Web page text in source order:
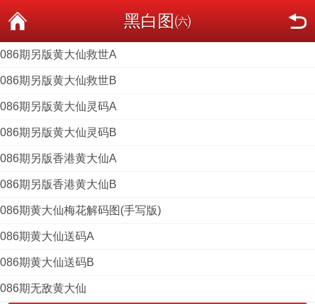
黑白图㈥
086期另版黄大仙救世A
086期另版黄大仙救世B
086期另版黄大仙灵码A
086期另版黄大仙灵码B
086期另版香港黄大仙A
086期另版香港黄大仙B
086期黄大仙梅花解码图(手写版)
086期黄大仙送码A
086期黄大仙送码B
086期无敌黄大仙